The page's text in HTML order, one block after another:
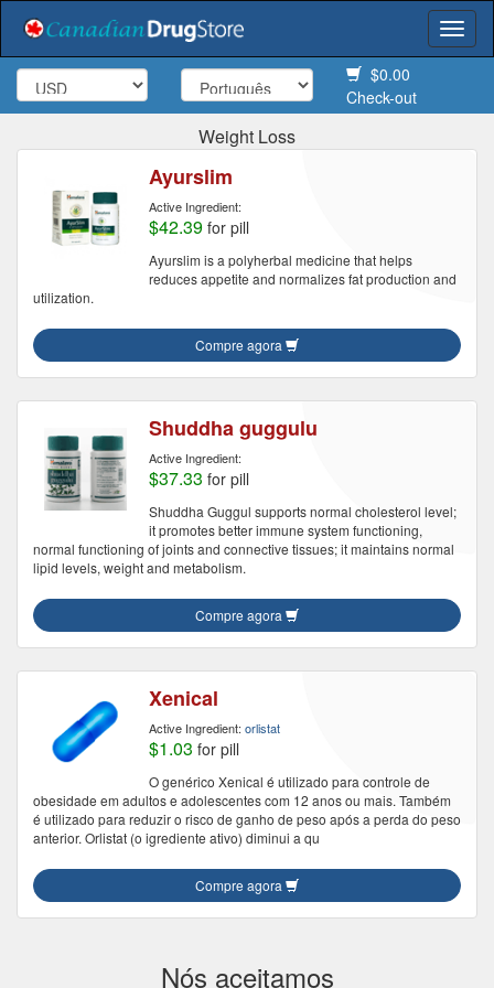
$0.00
Check-out
Weight Loss
Ayurslim
Active Ingredient:
$42.39 for pill
Ayurslim is a polyherbal medicine that helps
reduces appetite and normalizes fat production and
utilization.
Compre agora
Shuddha guggulu
Active Ingredient:
$37.33 for pill
Shuddha Guggul supports normal cholesterol level;
it promotes better immune system functioning,
normal functioning of joints and connective tissues; it maintains normal
lipid levels, weight and metabolism.
Compre agora
Xenical
Active Ingredient: orlistat
$1.03 for pill
O genérico Xenical é utilizado para controle de
obesidade em adultos e adolescentes com 12 anos ou mais. Também
é utilizado para reduzir o risco de ganho de peso após a perda do peso
anterior. Orlistat (o igrediente ativo) diminui a qu
Compre agora
Nós aceitamos